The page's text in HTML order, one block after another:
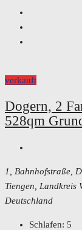
verkauft
Dogern, 2
528qm
1, Bahnhofstraße,
Tiengen, Landkreis
Deutschland
Schlafen: 5